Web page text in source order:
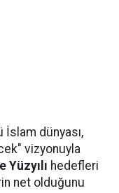
İslam dünyası,
vizyonuyla
Yüzyılı hedefleri
net olduğunu